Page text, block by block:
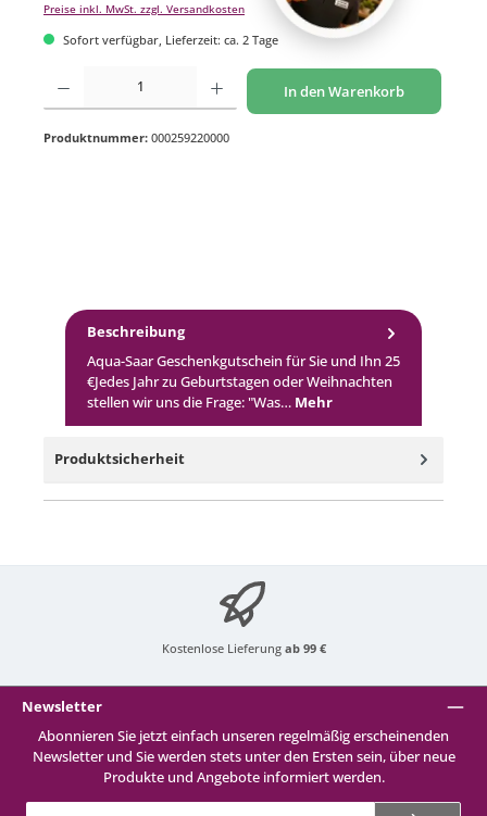
Preise inkl. MwSt. zzgl. Versandkosten
Sofort verfügbar, Lieferzeit: ca. 2 Tage
Produkt Anzahl: Gib den gewünschten Wert ein oder benutze die Schaltflächen um
In den Warenkorb
Produktnummer: 000259220000
Beschreibung
Aqua-Saar Geschenkgutschein für Sie und Ihn 25
€Jedes Jahr zu Geburtstagen oder Weihnachten
stellen wir uns die Frage: "Was… Mehr
Produktsicherheit
Kostenlose Lieferung ab 99 €
Newsletter
Abonnieren Sie jetzt einfach unseren regelmäßig erscheinenden
Newsletter und Sie werden stets unter den Ersten sein, über neue
Produkte und Angebote informiert werden.